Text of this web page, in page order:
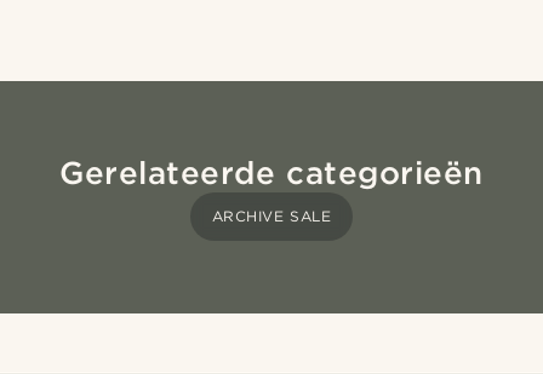
Gerelateerde categorieën
ARCHIVE SALE